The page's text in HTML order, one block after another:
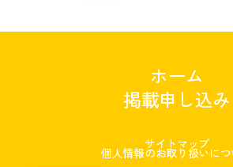
ホーム
掲載申し込み
サイトマップ
個人情報のお取り扱いにつ